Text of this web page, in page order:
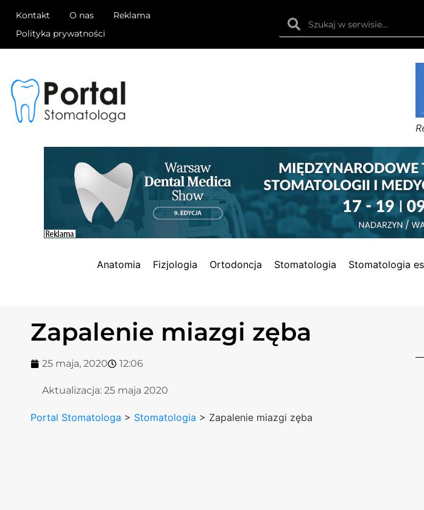
Kontakt O nas
Reklama
Polityka prywatności
Anatomia Fizjologia Ortodoncja Stomatologia Stomatologia
Zapalenie miazgi zęba
25 maja, 2020 12:06
Aktualizacja:25 maja 2020
Portal Stomatologa > Stomatologia > Zapalenie miazgi zęba